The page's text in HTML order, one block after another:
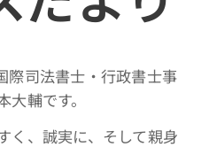
際司法書士・行政書士事
輔です。
く、誠実に、そして親身